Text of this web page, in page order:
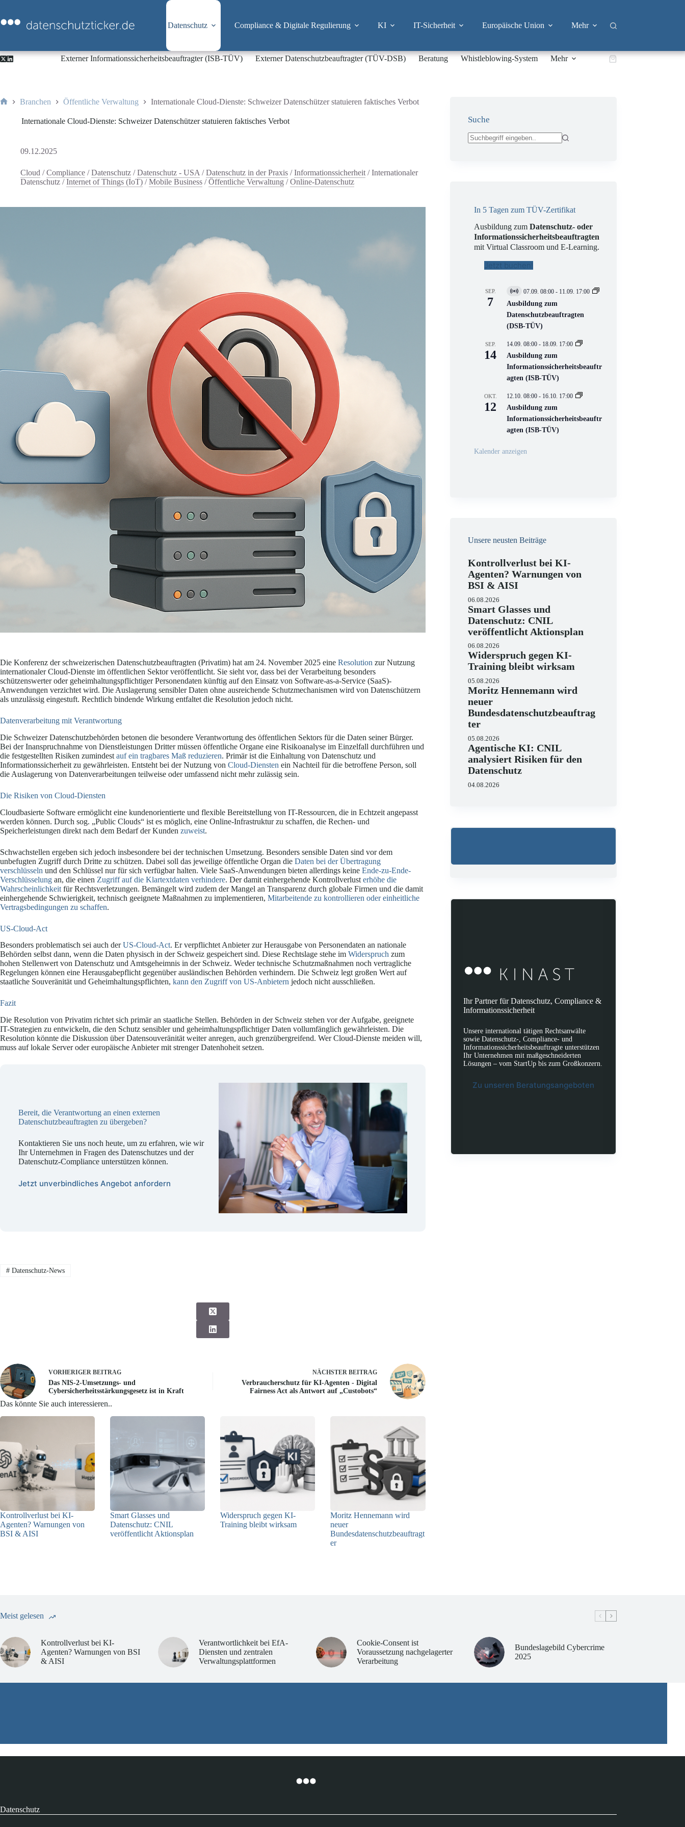
springen
Datenschutz Compliance & Digitale Regulierung KI IT-Sicherheit Europäische Union Mehr
Externer Informationssicherheitsbeauftragter (ISB-TÜV) Externer Datenschutzbeauftragter (TÜV-DSB) Beratung Whistleblowing-System Mehr Warenkorb
Branchen Öffentliche Verwaltung Internationale Cloud-Dienste: Schweizer Datenschützer statuieren faktisches Verbot
Internationale Cloud-Dienste: Schweizer Datenschützer statuieren faktisches Verbot
09.12.2025
Cloud /Compliance /Datenschutz /Datenschutz - USA /Datenschutz in der Praxis /Informationssicherheit /Internationaler
Datenschutz /Internet of Things (IoT) /Mobile Business /Öffentliche Verwaltung /Online-Datenschutz
Die Konferenz der schweizerischen Datenschutzbeauftragten (Privatim) hat am 24. November 2025 eine Resolution zur Nutzung
internationaler Cloud-Dienste im öffentlichen Sektor veröffentlicht. Sie sieht vor, dass bei der Verarbeitung besonders
schützenswerter oder geheimhaltungspflichtiger Personendaten künftig auf den Einsatz von Software-as-a-Service (SaaS)-
Anwendungen verzichtet wird. Die Auslagerung sensibler Daten ohne ausreichende Schutzmechanismen wird von Datenschützern
als unzulässig eingestuft. Rechtlich bindende Wirkung entfaltet die Resolution jedoch nicht.
Datenverarbeitung mit Verantwortung
Die Schweizer Datenschutzbehörden betonen die besondere Verantwortung des öffentlichen Sektors für die Daten seiner Bürger.
Bei der Inanspruchnahme von Dienstleistungen Dritter müssen öffentliche Organe eine Risikoanalyse im Einzelfall durchführen und
die festgestellten Risiken zumindest auf ein tragbares Maß reduzieren. Primär ist die Einhaltung von Datenschutz und
Informationssicherheit zu gewährleisten. Entsteht bei der Nutzung von Cloud-Diensten ein Nachteil für die betroffene Person, soll
die Auslagerung von Datenverarbeitungen teilweise oder umfassend nicht mehr zulässig sein.
Die Risiken von Cloud-Diensten
Cloudbasierte Software ermöglicht eine kundenorientierte und flexible Bereitstellung von IT-Ressourcen, die in Echtzeit angepasst
werden können. Durch sog. „Public Clouds“ ist es möglich, eine Online-Infrastruktur zu schaffen, die Rechen- und
Speicherleistungen direkt nach dem Bedarf der Kunden zuweist.
Schwachstellen ergeben sich jedoch insbesondere bei der technischen Umsetzung. Besonders sensible Daten sind vor dem
unbefugten Zugriff durch Dritte zu schützen. Dabei soll das jeweilige öffentliche Organ die Daten bei der Übertragung
verschlüsseln und den Schlüssel nur für sich verfügbar halten. Viele SaaS-Anwendungen bieten allerdings keine Ende-zu-Ende-
Verschlüsselung an, die einen Zugriff auf die Klartextdaten verhindere. Der damit einhergehende Kontrollverlust erhöhe die
Wahrscheinlichkeit für Rechtsverletzungen. Bemängelt wird zudem der Mangel an Transparenz durch globale Firmen und die damit
einhergehende Schwierigkeit, technisch geeignete Maßnahmen zu implementieren, Mitarbeitende zu kontrollieren oder einheitliche
Vertragsbedingungen zu schaffen.
US-Cloud-Act
Besonders problematisch sei auch derUS-Cloud-Act. Er verpflichtet Anbieter zur Herausgabe von Personendaten an nationale
Behörden selbst dann, wenn die Daten physisch in der Schweiz gespeichert sind. Diese Rechtslage stehe im Widerspruch zum
hohen Stellenwert von Datenschutz und Amtsgeheimnis in der Schweiz. Weder technische Schutzmaßnahmen noch vertragliche
Regelungen können eine Herausgabepflicht gegenüber ausländischen Behörden verhindern. Die Schweiz legt großen Wert auf
staatliche Souveränität und Geheimhaltungspflichten, kann den Zugriff von US-Anbietern jedoch nicht ausschließen.
Fazit
Die Resolution von Privatim richtet sich primär an staatliche Stellen. Behörden in der Schweiz stehen vor der Aufgabe, geeignete
IT-Strategien zu entwickeln, die den Schutz sensibler und geheimhaltungspflichtiger Daten vollumfänglich gewährleisten. Die
Resolution könnte die Diskussion über Datensouveränität weiter anregen, auch grenzübergreifend. Wer Cloud-Dienste meiden will,
muss auf lokale Server oder europäische Anbieter mit strenger Datenhoheit setzen.
Bereit, die Verantwortung an einen externen
Datenschutzbeauftragten zu übergeben?
Kontaktieren Sie uns noch heute, um zu erfahren, wie wir
Ihr Unternehmen in Fragen des Datenschutzes und der
Datenschutz-Compliance unterstützen können.
Jetzt unverbindliches Angebot anfordern
#Datenschutz-News
VORHERIGER BEITRAG
Das NIS-2-Umsetzungs- und
Cybersicherheitsstärkungsgesetz ist in Kraft
NÄCHSTER BEITRAG
Verbraucherschutz für KI-Agenten - Digital
Fairness Act als Antwort auf „Custobots“
Das könnte Sie auch interessieren..
Kontrollverlust bei KI-
Agenten? Warnungen von
BSI & AISI
Smart Glasses und
Datenschutz: CNIL
veröffentlicht Aktionsplan
Widerspruch gegen KI-
Training bleibt wirksam
Moritz Hennemann wird
neuer
Bundesdatenschutzbeauftragt
er
Suche
In 5 Tagen zum TÜV-Zertifikat
Ausbildung zumDatenschutz- oder
Informationssicherheitsbeauftragten
mit Virtual Classroom und E-Learning.
Jetzt buchen!
SEP.
7
V
i
t
u
l
V
e
r
n
s
t
a
t
n
07.09. 08:00 - 11.09. 17:00
Ausbildung zum
Datenschutzbeauftragten
(DSB-TÜV)
SEP.
14
14.09. 08:00 - 18.09. 17:00
Ausbildung zum
Informationssicherheitsbeauftr
agten (ISB-TÜV)
OKT.
12
12.10. 08:00 - 16.10. 17:00
Ausbildung zum
Informationssicherheitsbeauftr
agten (ISB-TÜV)
Kalender anzeigen
Unsere neusten Beiträge
Kontrollverlust bei KI-
Agenten? Warnungen von
BSI & AISI
06.08.2026
Smart Glasses und
Datenschutz: CNIL
veröffentlicht Aktionsplan
06.08.2026
Widerspruch gegen KI-
Training bleibt wirksam
05.08.2026
Moritz Hennemann wird
neuer
Bundesdatenschutzbeauftrag
ter
05.08.2026
Agentische KI: CNIL
analysiert Risiken für den
Datenschutz
04.08.2026
Ihr Partner für Datenschutz, Compliance &
Informationssicherheit
Unsere international tätigen Rechtsanwälte
sowie Datenschutz-, Compliance- und
Informationssicherheitsbeauftragte unterstützen
Ihr Unternehmen mit maßgeschneiderten
Lösungen – vom StartUp bis zum Großkonzern.
Zu unseren Beratungsangeboten
Meist gelesen
Kontrollverlust bei KI-
Agenten? Warnungen von BSI
& AISI
Verantwortlichkeit bei EfA-
Diensten und zentralen
Verwaltungsplattformen
Cookie-Consent ist
Voraussetzung nachgelagerter
Verarbeitung
Bundeslagebild Cybercrime
2025
Datenschutz